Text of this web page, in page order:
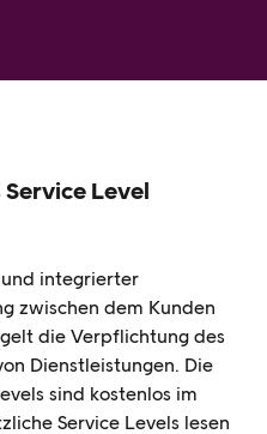
Level
und integrierter
zwischen dem Kunden
die Verpflichtung des
Dienstleistungen. Die
sind kostenlos im
Service Levels lesen